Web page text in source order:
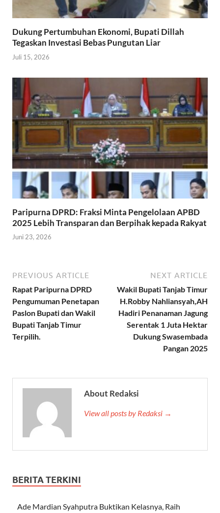
Dukung Pertumbuhan Ekonomi, Bupati Dillah
Tegaskan Investasi Bebas Pungutan Liar
Juli 15, 2026
Paripurna DPRD: Fraksi Minta Pengelolaan APBD
2025 Lebih Transparan dan Berpihak kepada Rakyat
Juni 23, 2026
PREVIOUS ARTICLE
Rapat Paripurna DPRD
Pengumuman Penetapan
Paslon Bupati dan Wakil
Bupati Tanjab Timur
Terpilih.
NEXT ARTICLE
Wakil Bupati Tanjab Timur
H.Robby Nahliansyah,AH
Hadiri Penanaman Jagung
Serentak 1 Juta Hektar
Dukung Swasembada
Pangan 2025
About Redaksi
View all posts by Redaksi →
BERITA TERKINI
Ade Mardian Syahputra Buktikan Kelasnya, Raih